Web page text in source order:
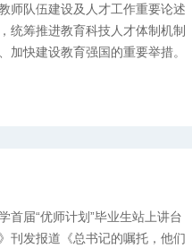
师队伍建设及人才工作重要论述
统筹推进教育科技人才体制机制
快建设教育强国的重要举措。
首届“优师计划”毕业生站上讲台
发报道《总书记的嘱托，他们